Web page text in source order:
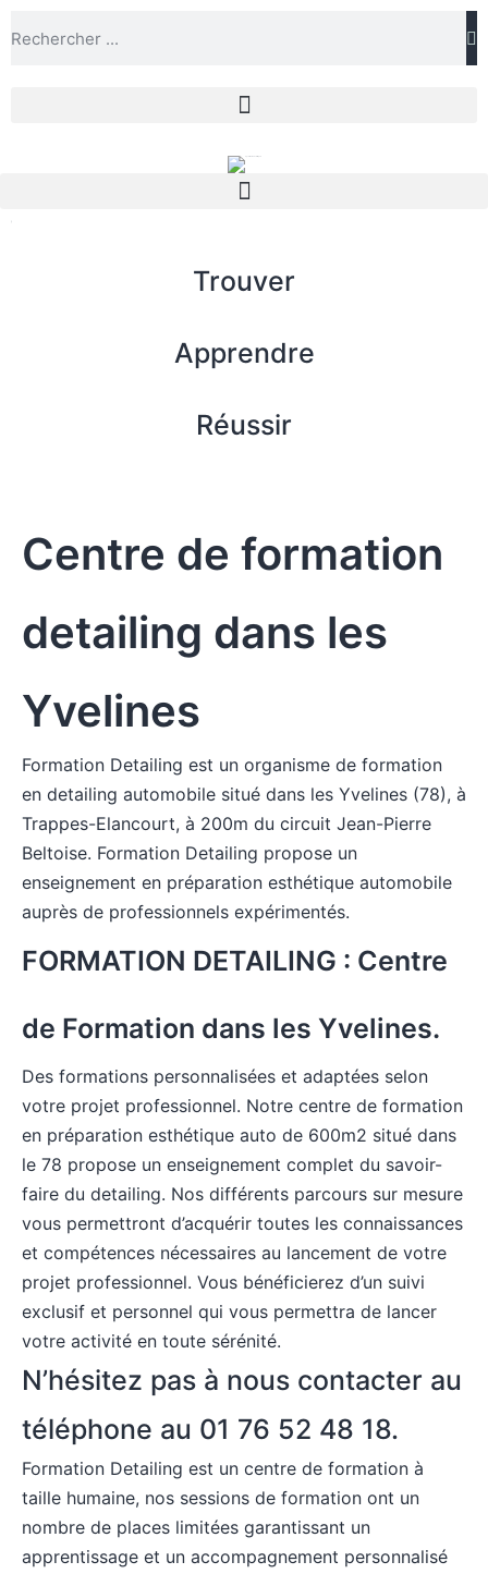
Trouver
Apprendre
Réussir
Centre de formation
detailing dans les
Yvelines
Formation Detailing est un organisme de formation
en detailing automobile situé dans les Yvelines (78), à
Trappes-Elancourt, à 200m du circuit Jean-Pierre
Beltoise. Formation Detailing propose un
enseignement en préparation esthétique automobile
auprès de professionnels expérimentés.
FORMATION DETAILING : Centre
de Formation dans les Yvelines.
Des formations personnalisées et adaptées selon
votre projet professionnel. Notre centre de formation
en préparation esthétique auto de 600m2 situé dans
le 78 propose un enseignement complet du savoir-
faire du detailing. Nos différents parcours sur mesure
vous permettront d’acquérir toutes les connaissances
et compétences nécessaires au lancement de votre
projet professionnel. Vous bénéficierez d’un suivi
exclusif et personnel qui vous permettra de lancer
votre activité en toute sérénité.
N’hésitez pas à nous contacter au
téléphone au 01 76 52 48 18.
Formation Detailing est un centre de formation à
taille humaine, nos sessions de formation ont un
nombre de places limitées garantissant un
apprentissage et un accompagnement personnalisé